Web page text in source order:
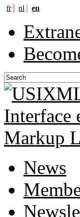
fr nl en
News